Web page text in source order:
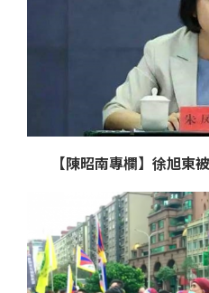
【陳昭南專欄】徐旭